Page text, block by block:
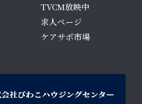
TVCM放映中
求人ページ
ケアサポ市場